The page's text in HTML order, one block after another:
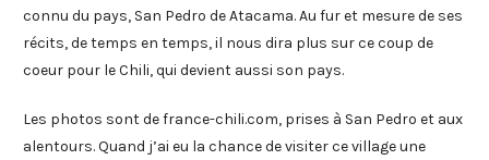
connu du pays, San Pedro de Atacama. Au fur et mesure de ses
récits, de temps en temps, il nous dira plus sur ce coup de
coeur pour le Chili, qui devient aussi son pays.
Les photos sont de france-chili.com, prises à San Pedro et aux
alentours. Quand j’ai eu la chance de visiter ce village une